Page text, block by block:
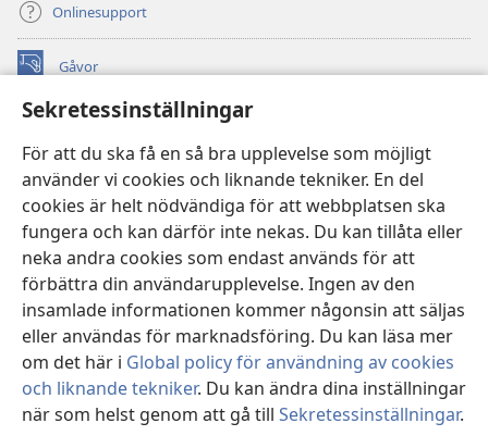
Sekretessinställningar
För att du ska få en så bra upplevelse som möjligt
använder vi cookies och liknande tekniker. En del
cookies är helt nödvändiga för att webbplatsen ska
fungera och kan därför inte nekas. Du kan tillåta eller
neka andra cookies som endast används för att
förbättra din användarupplevelse. Ingen av den
insamlade informationen kommer någonsin att säljas
eller användas för marknadsföring. Du kan läsa mer
om det här i Global policy för användning av cookies
och liknande tekniker. Du kan ändra dina inställningar
när som helst genom att gå till Sekretessinställningar.
Onlinesupport
Gåvor
(öppnar
fönster) Watchtower ONLINE LIBRARY™
nytt
fönster)JW Hub ®
(öppnar
nytt
fönster)JW Library
Watchtower Library
Copyright© 2026 Watch Tower Bible and Tract Society of Pennsylvania.
ANVÄNDARVILLKOR
| SEKRETESSPOLICY
|
SEKRETESSINSTÄLLNINGAR